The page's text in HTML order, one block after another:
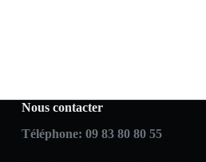
Nous contacter
Téléphone: 09 83 80 80 55